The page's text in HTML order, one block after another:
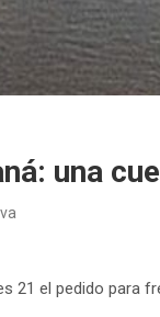
una
21 el pedido para